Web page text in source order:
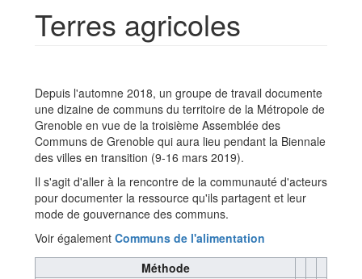
Terres agricoles
Depuis l'automne 2018, un groupe de travail documente
une dizaine de communs du territoire de la Métropole de
Grenoble en vue de la troisième Assemblée des
Communs de Grenoble qui aura lieu pendant la Biennale
des villes en transition (9-16 mars 2019).
Il s'agit d'aller à la rencontre de la communauté d'acteurs
pour documenter la ressource qu'ils partagent et leur
mode de gouvernance des communs.
Voir également Communs de l'alimentation
Méthode